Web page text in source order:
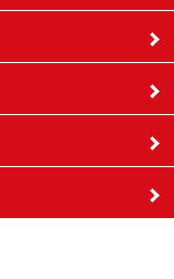
272,600
214,670
300,360
230,610